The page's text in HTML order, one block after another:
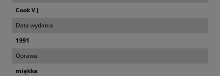
Cook V J
Data wydania
1991
Oprawa
miękka